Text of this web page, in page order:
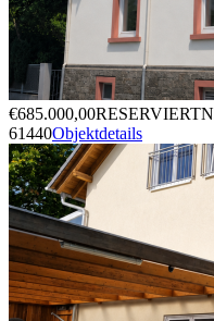
€685.000,00RESERVIERT
61440Objektdetails